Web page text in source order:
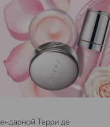
Терри де